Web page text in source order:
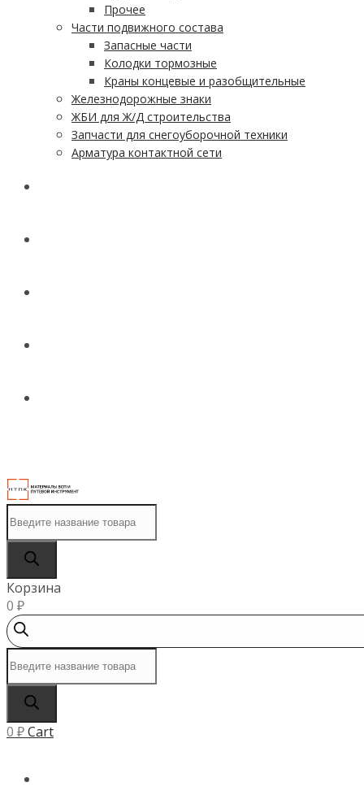
Прочее
Части подвижного состава
Запасные части
Колодки тормозные
Краны концевые и разобщительные
Железнодорожные знаки
ЖБИ для Ж/Д строительства
Запчасти для снегоуборочной техники
Арматура контактной сети
товаров
Корзина
0 ₽
товаров
0 ₽Cart